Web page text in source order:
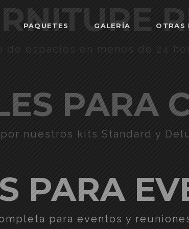
PAQUETES GALERÍA OTRAS
de espacios en menos de 24
PARA
nuestros kits Standard y
PARA
para eventos y